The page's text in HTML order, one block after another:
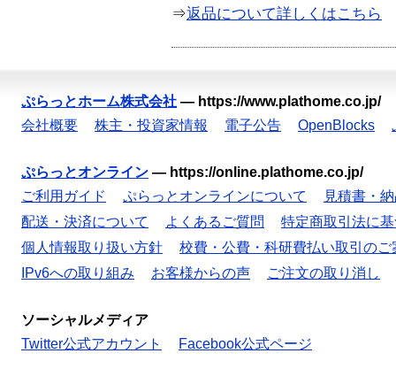
⇒返品について詳しくはこちら
ぷらっとホーム株式会社 — https://www.plathome.co.jp/
会社概要
株主・投資家情報 電子公告 OpenBlocks
ぷらっとオンライン — https://online.plathome.co.jp/
ご利用ガイド
ぷらっとオンラインについて
見積書・
配送・決済について
よくあるご質問
特定商取引法に
個人情報取り扱い方針
校費・公費・科研費払い取引のご
IPv6への取り組み
お客様からの声 ご注文の取り消し
ソーシャルメディア
Twitter公式アカウント
Facebook公式ページ